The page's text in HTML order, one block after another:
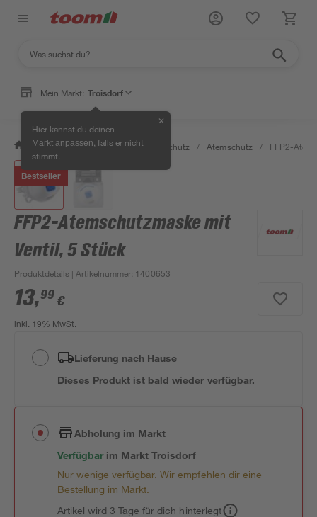
Mein Markt: Troisdorf
Hier kannst du deinen
Markt anpassen , falls er nicht
stimmt.
✕
/ Bauen & Renovieren / Arbeitsschutz / Atemschutz / FFP2-
Bestseller
FFP2-Atemschutzmaske mit
Ventil, 5 Stück
Produktdetails | Artikelnummer: 1400653
13,99 €
inkl. 19% MwSt.
Lieferung nach Hause
Dieses Produkt ist bald wieder verfügbar.
Abholung im Markt
Verfügbar im MarktTroisdorf
Nur wenige verfügbar. Wir empfehlen dir eine
Bestellung im Markt.
Artikel wird 3 Tage für dich hinterlegt